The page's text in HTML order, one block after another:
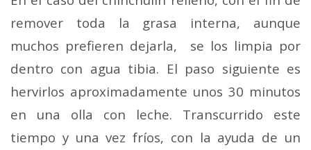
remover toda la grasa interna, aunque
muchos prefieren dejarla, se los limpia por
dentro con agua tibia. El paso siguiente es
hervirlos aproximadamente unos 30 minutos
en una olla con leche. Transcurrido este
tiempo y una vez fríos, con la ayuda de un